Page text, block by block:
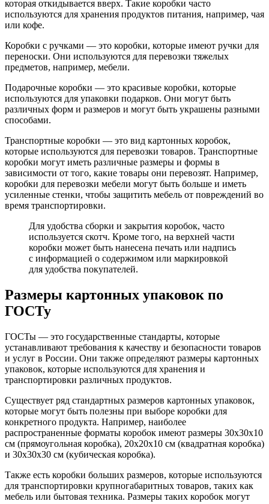
которая откидывается вверх. Такие коробки часто
используются для хранения продуктов питания, например, чая
или кофе.
Коробки с ручками — это коробки, которые имеют ручки для
переноски. Они используются для перевозки тяжелых
предметов, например, мебели.
Подарочные коробки — это красивые коробки, которые
используются для упаковки подарков. Они могут быть
различных форм и размеров и могут быть украшены разными
способами.
Транспортные коробки — это вид картонных коробок,
которые используются для перевозки товаров. Транспортные
коробки могут иметь различные размеры и формы в
зависимости от того, какие товары они перевозят. Например,
коробки для перевозки мебели могут быть больше и иметь
усиленные стенки, чтобы защитить мебель от повреждений во
время транспортировки.
Для удобства сборки и закрытия коробок, часто
используется скотч. Кроме того, на верхней части
коробки может быть нанесена печать или надпись
с информацией о содержимом или маркировкой
для удобства покупателей.
Размеры картонных упаковок по
ГОСТу
ГОСТы — это государственные стандарты, которые
устанавливают требования к качеству и безопасности товаров
и услуг в России. Они также определяют размеры картонных
упаковок, которые используются для хранения и
транспортировки различных продуктов.
Существует ряд стандартных размеров картонных упаковок,
которые могут быть полезны при выборе коробки для
конкретного продукта. Например, наиболее
распространенные форматы коробок имеют размеры 30x30x10
см (прямоугольная коробка), 20x20x10 см (квадратная коробка)
и 30x30x30 см (кубическая коробка).
Также есть коробки больших размеров, которые используются
для транспортировки крупногабаритных товаров, таких как
мебель или бытовая техника. Размеры таких коробок могут